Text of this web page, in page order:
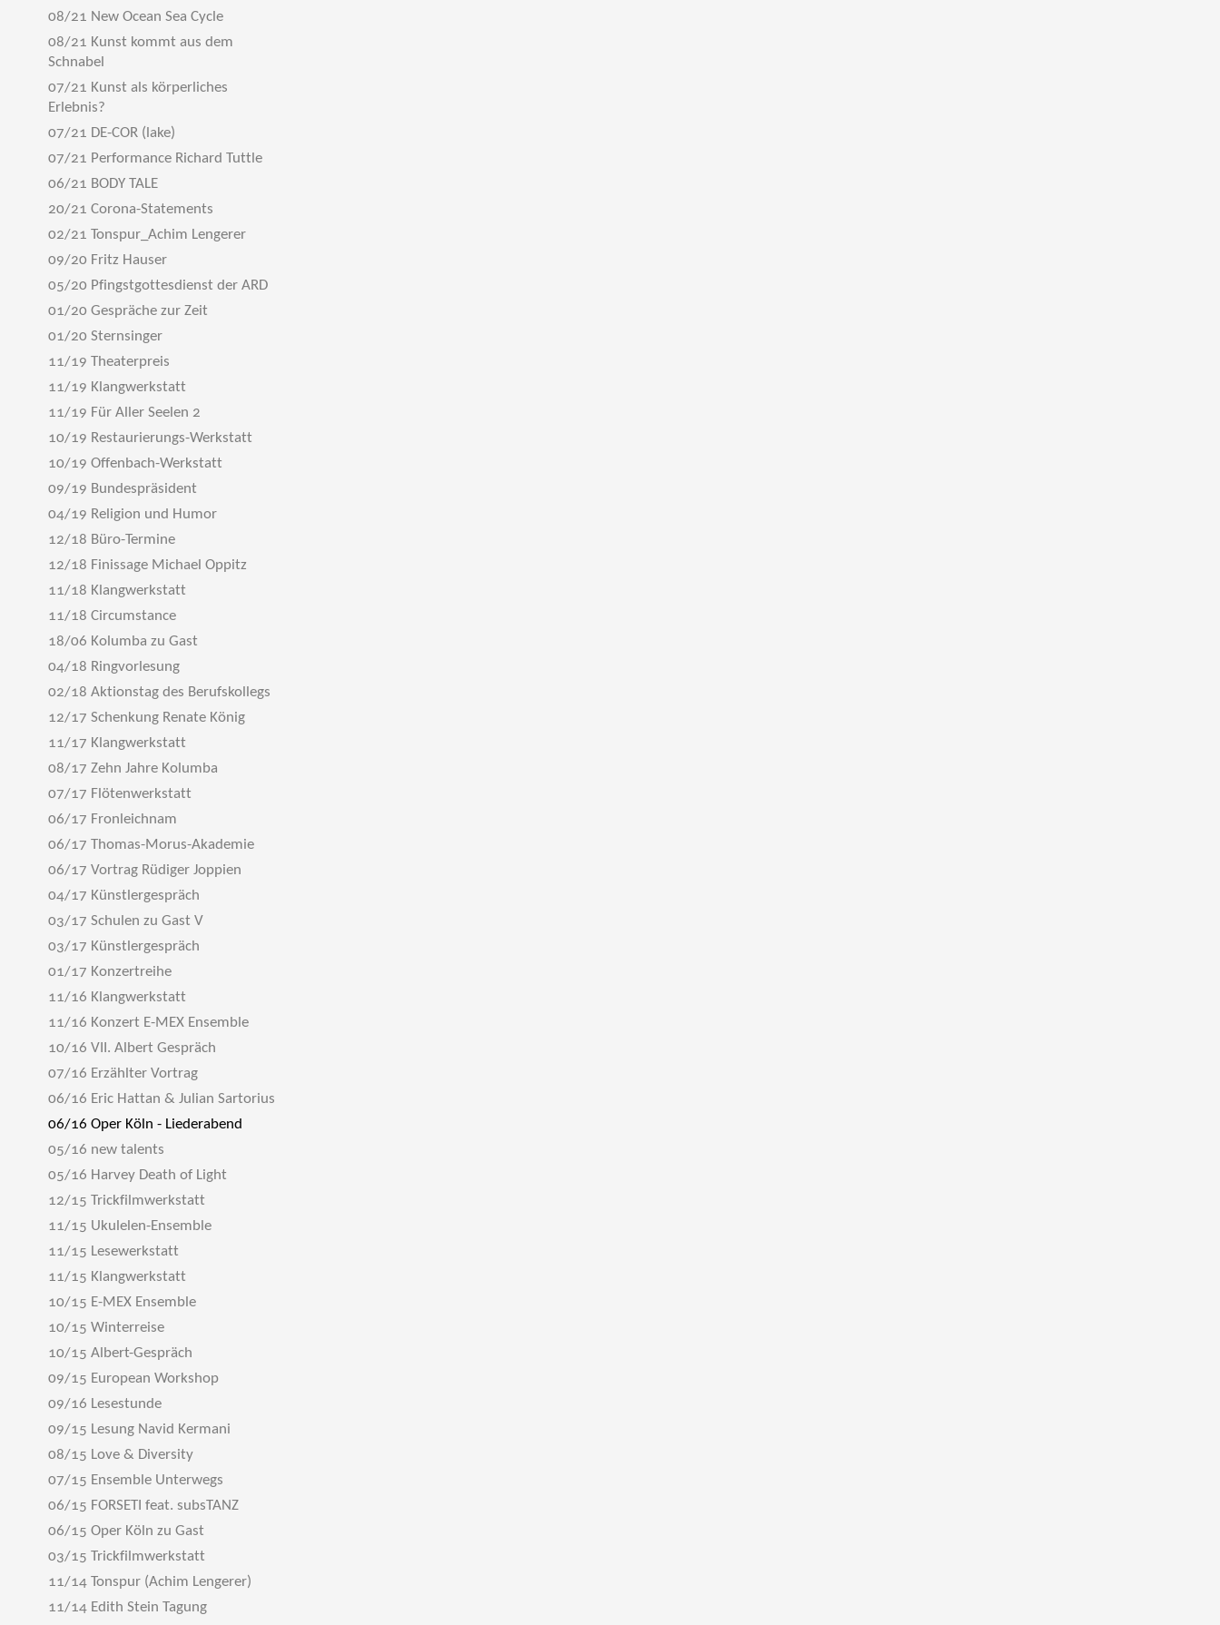
08/21 New Ocean Sea Cycle
08/21 Kunst kommt aus dem
Schnabel
07/21 Kunst als körperliches
Erlebnis?
07/21 DE-COR (lake)
07/21 Performance Richard Tuttle
06/21 BODY TALE
20/21 Corona-Statements
02/21 Tonspur_Achim Lengerer
09/20 Fritz Hauser
05/20 Pfingstgottesdienst der ARD
01/20 Gespräche zur Zeit
01/20 Sternsinger
11/19 Theaterpreis
11/19 Klangwerkstatt
11/19 Für Aller Seelen 2
10/19 Restaurierungs-Werkstatt
10/19 Offenbach-Werkstatt
09/19 Bundespräsident
04/19 Religion und Humor
12/18 Büro-Termine
12/18 Finissage Michael Oppitz
11/18 Klangwerkstatt
11/18 Circumstance
18/06 Kolumba zu Gast
04/18 Ringvorlesung
02/18 Aktionstag des Berufskollegs
12/17 Schenkung Renate König
11/17 Klangwerkstatt
08/17 Zehn Jahre Kolumba
07/17 Flötenwerkstatt
06/17 Fronleichnam
06/17 Thomas-Morus-Akademie
06/17 Vortrag Rüdiger Joppien
04/17 Künstlergespräch
03/17 Schulen zu Gast V
03/17 Künstlergespräch
01/17 Konzertreihe
11/16 Klangwerkstatt
11/16 Konzert E-MEX Ensemble
10/16 VII. Albert Gespräch
07/16 Erzählter Vortrag
06/16 Eric Hattan & Julian Sartorius
06/16 Oper Köln - Liederabend
05/16 new talents
05/16 Harvey Death of Light
12/15 Trickfilmwerkstatt
11/15 Ukulelen-Ensemble
11/15 Lesewerkstatt
11/15 Klangwerkstatt
10/15 E-MEX Ensemble
10/15 Winterreise
10/15 Albert-Gespräch
09/15 European Workshop
09/16 Lesestunde
09/15 Lesung Navid Kermani
08/15 Love & Diversity
07/15 Ensemble Unterwegs
06/15 FORSETI feat. subsTANZ
06/15 Oper Köln zu Gast
03/15 Trickfilmwerkstatt
11/14 Tonspur (Achim Lengerer)
11/14 Edith Stein Tagung